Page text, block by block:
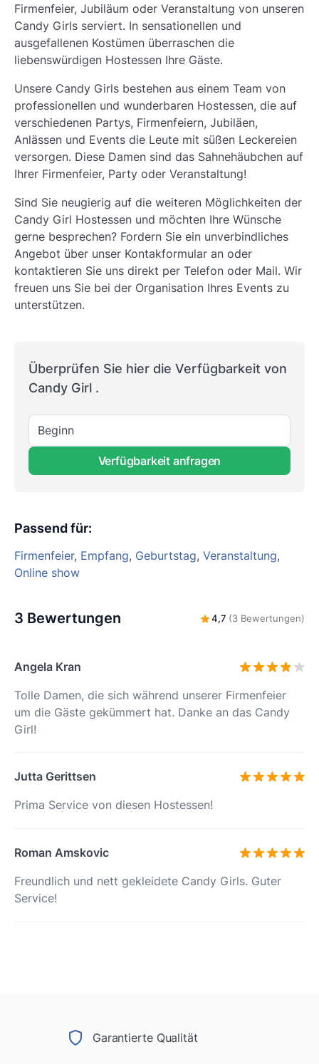
Firmenfeier, Jubiläum oder Veranstaltung von unseren
Candy Girls serviert. In sensationellen und
ausgefallenen Kostümen überraschen die
liebenswürdigen Hostessen Ihre Gäste.
Unsere Candy Girls bestehen aus einem Team von
professionellen und wunderbaren Hostessen, die auf
verschiedenen Partys, Firmenfeiern, Jubiläen,
Anlässen und Events die Leute mit süßen Leckereien
versorgen. Diese Damen sind das Sahnehäubchen auf
Ihrer Firmenfeier, Party oder Veranstaltung!
Sind Sie neugierig auf die weiteren Möglichkeiten der
Candy Girl Hostessen und möchten Ihre Wünsche
gerne besprechen? Fordern Sie ein unverbindliches
Angebot über unser Kontakformular an oder
kontaktieren Sie uns direkt per Telefon oder Mail. Wir
freuen uns Sie bei der Organisation Ihres Events zu
unterstützen.
Überprüfen Sie hier die Verfügbarkeit von
Candy Girl .
Beginn
Verfügbarkeit anfragen
Passend für:
Firmenfeier, Empfang, Geburtstag, Veranstaltung,
Online show
3 Bewertungen 4,7 (3 Bewertungen)
Angela Kran
Tolle Damen, die sich während unserer Firmenfeier
um die Gäste gekümmert hat. Danke an das Candy
Girl!
Jutta Gerittsen
Prima Service von diesen Hostessen!
Roman Amskovic
Freundlich und nett gekleidete Candy Girls. Guter
Service!
Garantierte Qualität